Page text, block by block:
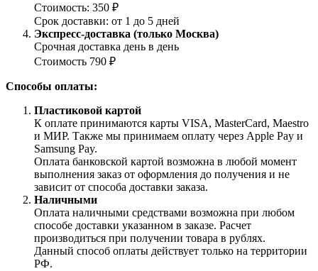
Стоимость: 350 ₽
Срок доставки: от 1 до 5 дней
Экспресс-доставка (только Москва)
Срочная доставка день в день
Стоимость 790 ₽
Способы оплаты:
Пластиковой картой
К оплате принимаются карты VISA, MasterCard, Maestro
и МИР. Также мы принимаем оплату через Apple Pay и
Samsung Pay.
Оплата банковской картой возможна в любой момент
выполнения заказ от оформления до получения и не
зависит от способа доставки заказа.
Наличными
Оплата наличными средствами возможна при любом
способе доставки указанном в заказе. Расчет
производиться при получении товара в рублях.
Данный способ оплаты действует только на территории
РФ.